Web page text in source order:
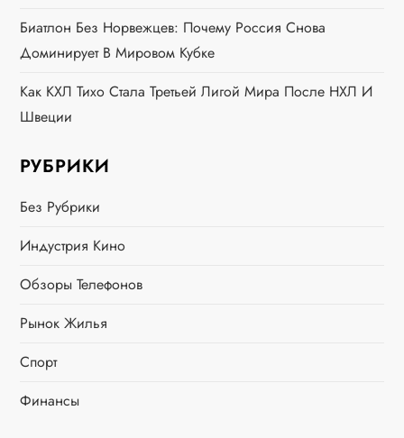
о
з
а
п
и
с
я
м
Биатлон Без Норвежцев: Почему Россия Снова
Доминирует В Мировом Кубке
Как КХЛ Тихо Стала Третьей Лигой Мира После НХЛ И
Швеции
РУБРИКИ
Без Рубрики
Индустрия Кино
Обзоры Телефонов
Рынок Жилья
Спорт
Финансы